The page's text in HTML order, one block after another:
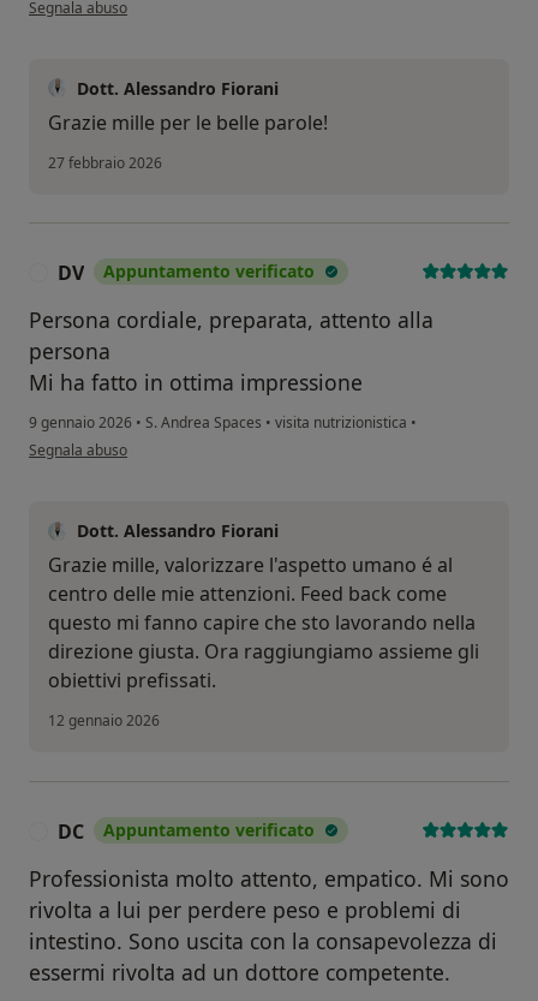
Segnala abuso
Dott. Alessandro Fiorani
Grazie mille per le belle parole!
27 febbraio 2026
DV Appuntamento verificato
Persona cordiale, preparata, attento alla
persona
Mi ha fatto in ottima impressione
9 gennaio 2026 • S. Andrea Spaces • visita nutrizionistica •
secondo l'opinione dell'utente DV
Segnala abuso
Dott. Alessandro Fiorani
Grazie mille, valorizzare l'aspetto umano é al
centro delle mie attenzioni. Feed back come
questo mi fanno capire che sto lavorando nella
direzione giusta. Ora raggiungiamo assieme gli
obiettivi prefissati.
12 gennaio 2026
DC Appuntamento verificato
Professionista molto attento, empatico. Mi sono
rivolta a lui per perdere peso e problemi di
intestino. Sono uscita con la consapevolezza di
essermi rivolta ad un dottore competente.